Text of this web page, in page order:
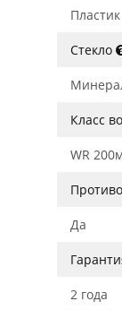
Пластик
Стекло
Класс
WR
Да
2 года